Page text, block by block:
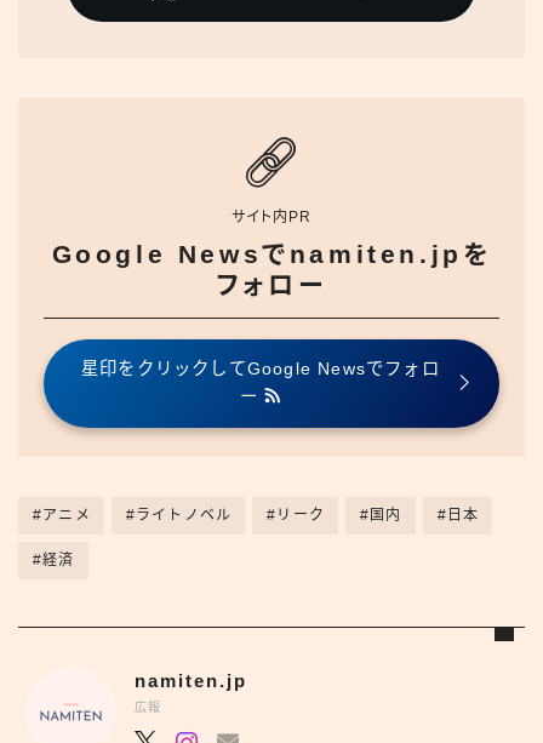
サイト内PR
Google Newsでnamiten.jpを
フォロー
星印をクリックしてGoogle Newsでフォロ
ー
#アニメ #ライトノベル #リーク #国内 #日本
#経済
namiten.jp
広報